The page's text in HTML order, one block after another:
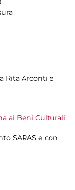
Rita Arconti e
ai Beni Culturali
SARAS e con